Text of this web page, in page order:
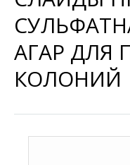
АГАР ДЛЯ
КОЛОНИЙ